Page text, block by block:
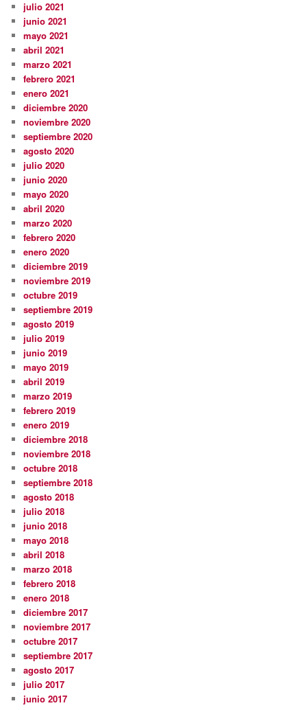
julio 2021
junio 2021
mayo 2021
abril 2021
marzo 2021
febrero 2021
enero 2021
diciembre 2020
noviembre 2020
septiembre 2020
agosto 2020
julio 2020
junio 2020
mayo 2020
abril 2020
marzo 2020
febrero 2020
enero 2020
diciembre 2019
noviembre 2019
octubre 2019
septiembre 2019
agosto 2019
julio 2019
junio 2019
mayo 2019
abril 2019
marzo 2019
febrero 2019
enero 2019
diciembre 2018
noviembre 2018
octubre 2018
septiembre 2018
agosto 2018
julio 2018
junio 2018
mayo 2018
abril 2018
marzo 2018
febrero 2018
enero 2018
diciembre 2017
noviembre 2017
octubre 2017
septiembre 2017
agosto 2017
julio 2017
junio 2017